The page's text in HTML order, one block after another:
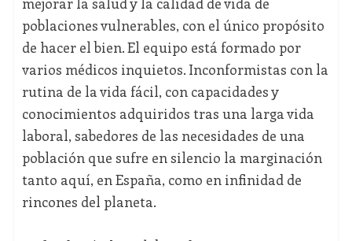
poblaciones vulnerables, con el único propósito
de hacer el bien. El equipo está formado por
varios médicos inquietos. Inconformistas con la
rutina de la vida fácil, con capacidades y
conocimientos adquiridos tras una larga vida
laboral, sabedores de las necesidades de una
población que sufre en silencio la marginación
tanto aquí, en España, como en infinidad de
rincones del planeta.